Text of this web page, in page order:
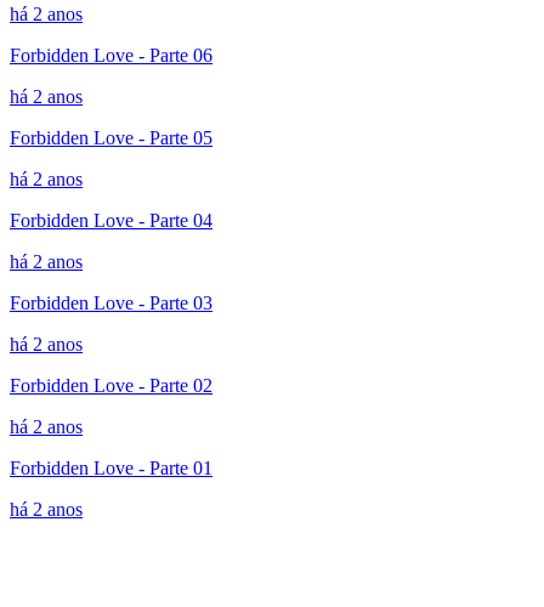
há 2 anos
Forbidden Love - Parte 06
há 2 anos
Forbidden Love - Parte 05
há 2 anos
Forbidden Love - Parte 04
há 2 anos
Forbidden Love - Parte 03
há 2 anos
Forbidden Love - Parte 02
há 2 anos
Forbidden Love - Parte 01
há 2 anos